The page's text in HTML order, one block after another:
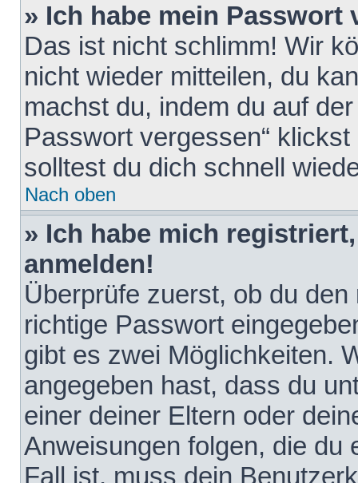
» Ich habe mein Passwort
Das ist nicht schlimm! Wir
nicht wieder mitteilen, du
machst du, indem du auf
Passwort vergessen“
solltest du dich schnell
Nach oben
» Ich habe mich
anmelden!
Überprüfe zuerst, ob du
richtige Passwort
gibt es zwei Möglichkeiten.
angegeben hast, dass du
einer deiner Eltern oder
Anweisungen folgen, die du
Fall ist, muss dein